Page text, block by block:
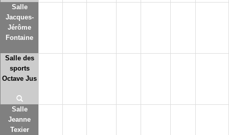
Salle
Jacques-
Jérôme
Fontaine
Salle des
sports
Octave Jus
Salle
Jeanne
Texier